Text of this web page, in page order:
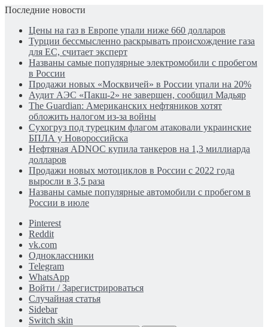
Последние новости
Цены на газ в Европе упали ниже 660 долларов
Турции бессмысленно раскрывать происхождение газа
для ЕС, считает эксперт
Названы самые популярные электромобили с пробегом
в России
Продажи новых «Москвичей» в России упали на 20%
Аудит АЭС «Пакш-2» не завершен, сообщил Мадьяр
The Guardian: Американских нефтяников хотят
обложить налогом из-за войны
Сухогруз под турецким флагом атаковали украинские
БПЛА у Новороссийска
Нефтяная ADNOC купила танкеров на 1,3 миллиарда
долларов
Продажи новых мотоциклов в России с 2022 года
выросли в 3,5 раза
Названы самые популярные автомобили с пробегом в
России в июле
Pinterest
Reddit
vk.com
Одноклассники
Telegram
WhatsApp
Войти / Зарегистрироваться
Случайная статья
Sidebar
Switch skin